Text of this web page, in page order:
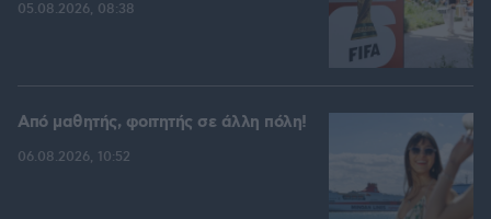
05.08.2026, 08:38
Από μαθητής, φοιτητής σε άλλη πόλη!
06.08.2026, 10:52